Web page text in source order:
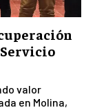
valor
en Molina,